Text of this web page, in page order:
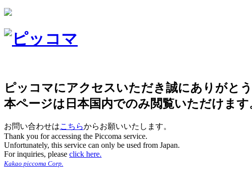
ピッコマにアクセスいただき誠にありがとう
本ページは日本国内でのみ閲覧いただけます
お問い合わせはこちらからお願いいたします。
Thank you for accessing the Piccoma service.
Unfortunately, this service can only be used from Japan.
For inquiries, please click here.
Kakao piccoma Corp.